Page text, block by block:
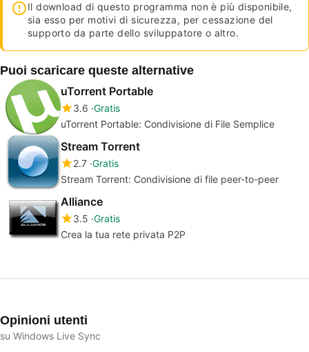
Il download di questo programma non è più disponibile,
sia esso per motivi di sicurezza, per cessazione del
supporto da parte dello sviluppatore o altro.
Puoi scaricare queste alternative
uTorrent Portable
3.6 Gratis
uTorrent Portable: Condivisione di File Semplice
Stream Torrent
2.7 Gratis
Stream Torrent: Condivisione di file peer-to-peer
Alliance
3.5 Gratis
Crea la tua rete privata P2P
Opinioni utenti
su Windows Live Sync